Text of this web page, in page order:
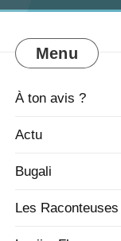
Menu
À ton avis ?
Actu
Bugali
Les Raconteuses